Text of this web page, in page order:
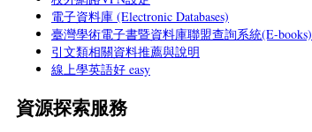
電子資料庫 (Electronic Databases)
臺灣學術電子書暨資料庫聯盟查詢系統(E-books)
引文類相關資料推薦與說明
線上學英語好 easy
資源探索服務